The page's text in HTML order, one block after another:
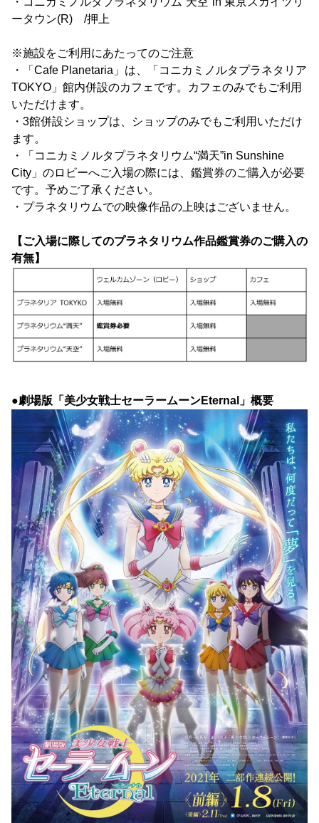
ータウン(R) /押上
※施設をご利用にあたってのご注意
・「Cafe Planetaria」は、「コニカミノルタプラネタリア
TOKYO」館内併設のカフェです。カフェのみでもご利用
いただけます。
・3館併設ショップは、ショップのみでもご利用いただけ
ます。
・「コニカミノルタプラネタリウム“満天”in Sunshine
City」のロビーへご入場の際には、鑑賞券のご購入が必要
です。予めご了承ください。
・プラネタリウムでの映像作品の上映はございません。
【ご入場に際してのプラネタリウム作品鑑賞券のご購入の
有無】
●劇場版「美少女戦士セーラームーンEternal」概要